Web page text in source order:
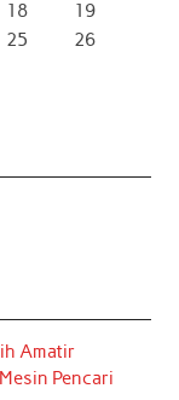
18
19
25
26
Amatir
Pencari